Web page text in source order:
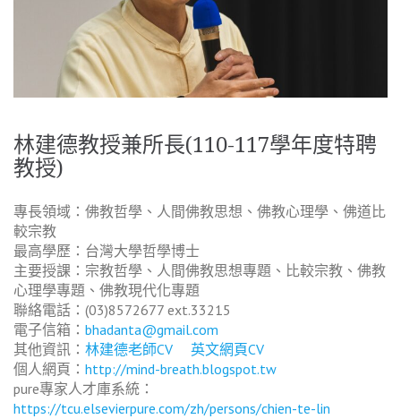
林建德教授兼所長(110-117學年度特聘
教授)
專長領域：佛教哲學、人間佛教思想、佛教心理學、佛道比
較宗教
最高學歷：台灣大學哲學博士
主要授課：宗教哲學、人間佛教思想專題、比較宗教、佛教
心理學專題、佛教現代化專題
聯絡電話：(03)8572677 ext.33215
電子信箱： bhadanta@gmail.com
其他資訊： 林建德老師CV
英文網頁CV
個人網頁： http://mind-breath.blogspot.tw
pure專家人才庫系統：
https://tcu.elsevierpure.com/zh/persons/chien-te-lin